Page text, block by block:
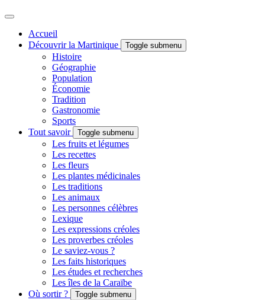
Accueil
Découvrir la Martinique
Toggle submenu
Histoire
Géographie
Population
Économie
Tradition
Gastronomie
Sports
Tout savoir
Toggle submenu
Les fruits et légumes
Les recettes
Les fleurs
Les plantes médicinales
Les traditions
Les animaux
Les personnes célèbres
Lexique
Les expressions créoles
Les proverbes créoles
Le saviez-vous ?
Les faits historiques
Les études et recherches
Les îles de la Caraïbe
Où sortir ?
Toggle submenu